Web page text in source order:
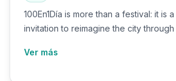
100En1Día is more than a festival: it is
invitation to reimagine the city through
Ver más